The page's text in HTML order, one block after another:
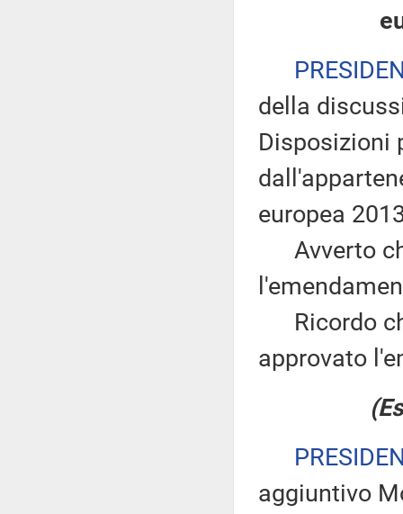
della
Disposizioni
europea
Avverto
Ricordo
approvato
aggiuntivo